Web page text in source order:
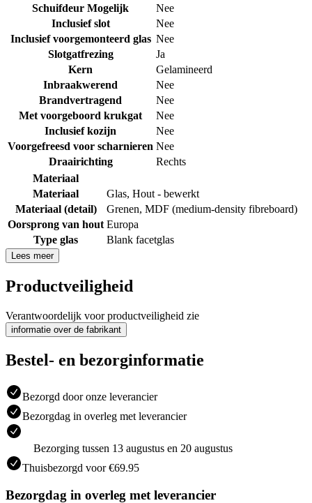
Schuifdeur Mogelijk
Nee
Inclusief slot
Nee
Inclusief voorgemonteerd glas Nee
Slotgatfrezing
Ja
Kern
Gelamineerd
Inbraakwerend
Nee
Brandvertragend
Nee
Met voorgeboord krukgat
Nee
Inclusief kozijn
Nee
Voorgefreesd voor scharnieren Nee
Draairichting
Rechts
Materiaal
Materiaal
Glas, Hout - bewerkt
Materiaal (detail)
Grenen, MDF (medium-density fibreboard)
Oorsprong van hout Europa
Type glas
Blank facetglas
Lees meer
Productveiligheid
Verantwoordelijk voor productveiligheid zie
informatie over de fabrikant
Bestel- en bezorginformatie
Bezorgd door onze leverancier
Bezorgdag in overleg met leverancier
Bezorging tussen 13 augustus en 20 augustus
Thuisbezorgd voor €69.95
Bezorgdag in overleg met leverancier